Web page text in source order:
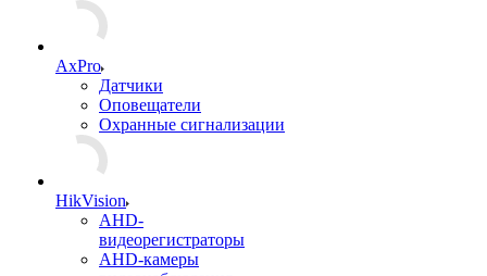
AxPro
Датчики
Оповещатели
Охранные сигнализации
HikVision
AHD-
видеорегистраторы
AHD-камеры